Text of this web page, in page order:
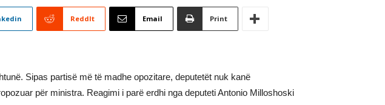
ReddIt Email Print
Sipas partisë më të madhe opozitare, deputetët nuk kanë
për ministra. Reagimi i parë erdhi nga deputeti Antonio Milloshoski